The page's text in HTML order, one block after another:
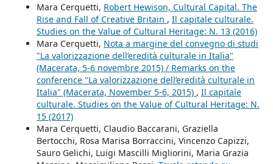
Mara Cerquetti, Robert Hewison, Cultural Capital. The
Rise and Fall of Creative Britain , Il capitale culturale.
Studies on the Value of Cultural Heritage: N. 13 (2016)
Mara Cerquetti, Nota a margine del convegno di studi
"La valorizzazione dell’eredità culturale in Italia"
(Macerata, 5-6 novembre 2015) / Remarks on the
conference "La valorizzazione dell’eredità culturale in
Italia" (Macerata, November 5-6, 2015) , Il capitale
culturale. Studies on the Value of Cultural Heritage: N.
15 (2017)
Mara Cerquetti, Claudio Baccarani, Graziella
Bertocchi, Rosa Marisa Borraccini, Vincenzo Capizzi,
Sauro Gelichi, Luigi Mascilli Migliorini, Maria Grazia